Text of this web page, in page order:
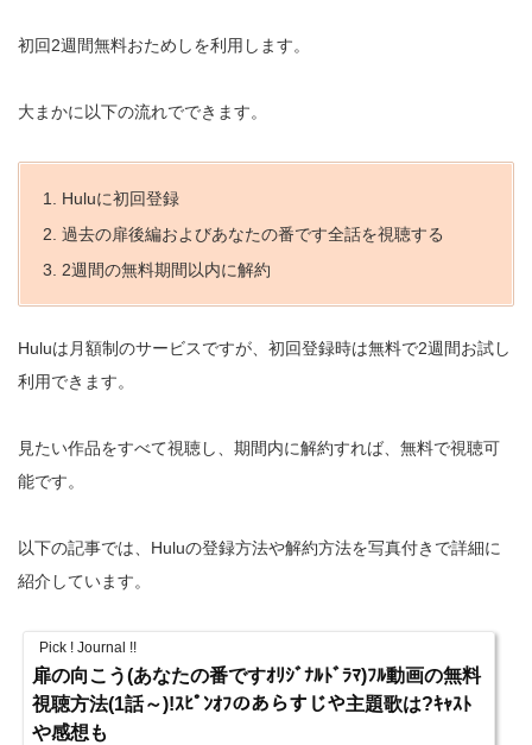
初回2週間無料おためしを利用します。
大まかに以下の流れでできます。
Huluに初回登録
過去の扉後編およびあなたの番です全話を視聴する
2週間の無料期間以内に解約
Huluは月額制のサービスですが、初回登録時は無料で2週間お試し
利用できます。
見たい作品をすべて視聴し、期間内に解約すれば、無料で視聴可
能です。
以下の記事では、Huluの登録方法や解約方法を写真付きで詳細に
紹介しています。
Pick ! Journal !!
扉の向こう(あなたの番ですｵﾘｼﾞﾅﾙﾄﾞﾗﾏ)ﾌﾙ動画の無料
視聴方法(1話～)!ｽﾋﾟﾝｵﾌのあらすじや主題歌は?ｷｬｽﾄ
や感想も